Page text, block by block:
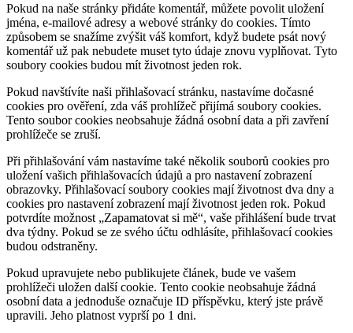
Pokud na naše stránky přidáte komentář, můžete povolit uložení
jména, e-mailové adresy a webové stránky do cookies. Tímto
způsobem se snažíme zvýšit váš komfort, když budete psát nový
komentář už pak nebudete muset tyto údaje znovu vyplňovat. Tyto
soubory cookies budou mít životnost jeden rok.
Pokud navštívíte naši přihlašovací stránku, nastavíme dočasné
cookies pro ověření, zda váš prohlížeč přijímá soubory cookies.
Tento soubor cookies neobsahuje žádná osobní data a při zavření
prohlížeče se zruší.
Při přihlašování vám nastavíme také několik souborů cookies pro
uložení vašich přihlašovacích údajů a pro nastavení zobrazení
obrazovky. Přihlašovací soubory cookies mají životnost dva dny a
cookies pro nastavení zobrazení mají životnost jeden rok. Pokud
potvrdíte možnost „Zapamatovat si mě“, vaše přihlášení bude trvat
dva týdny. Pokud se ze svého účtu odhlásíte, přihlašovací cookies
budou odstraněny.
Pokud upravujete nebo publikujete článek, bude ve vašem
prohlížeči uložen další cookie. Tento cookie neobsahuje žádná
osobní data a jednoduše označuje ID příspěvku, který jste právě
upravili. Jeho platnost vyprší po 1 dni.